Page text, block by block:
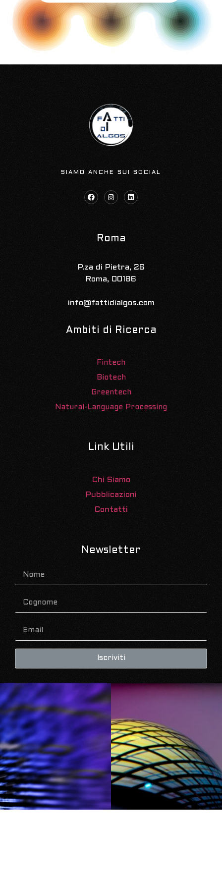
SIAMO ANCHE SUI SOCIAL
Roma
P.za di Pietra, 26
Roma, 00186
info@fattidialgos.com
Ambiti di Ricerca
Fintech
Biotech
Greentech
Natural-Language Processing
Link Utili
Chi Siamo
Pubblicazioni
Contatti
Newsletter
Iscriviti